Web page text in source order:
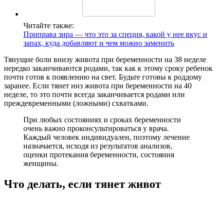
Читайте также:
Приправа зира — что это за специя, какой у нее вкус и
запах, куда добавляют и чем можно заменить
Тянущие боли внизу живота при беременности на 38 неделе
нередко заканчиваются родами, так как к этому сроку ребенок
почти готов к появлению на свет. Будьте готовы к роддому
заранее. Если тянет низ живота при беременности на 40
неделе, то это почти всегда заканчивается родами или
преждевременными (ложными) схватками.
При любых состояниях и сроках беременности
очень важно проконсультироваться у врача.
Каждый человек индивидуален, поэтому лечение
назначается, исходя из результатов анализов,
оценки протекания беременности, состояния
женщины.
Что делать, если тянет живот